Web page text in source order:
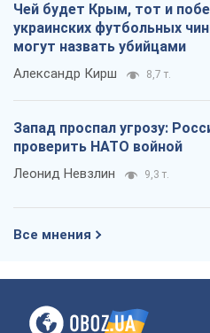
Чей будет Крым, тот и
украинских футбольных
могут назвать убийцами
Александр Кирш 8,7 т.
Запад проспал угрозу:
проверить НАТО войной
Леонид Невзлин 9,3 т.
Все мнения